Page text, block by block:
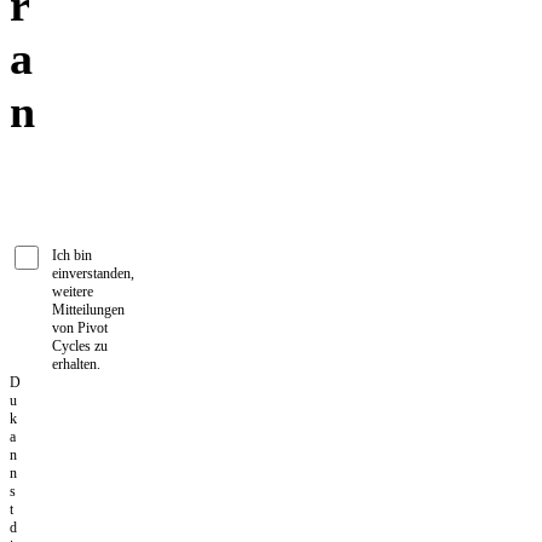
a
n
Ich bin
einverstanden,
weitere
Mitteilungen
von Pivot
Cycles zu
erhalten.
D
u
k
a
n
n
s
t
d